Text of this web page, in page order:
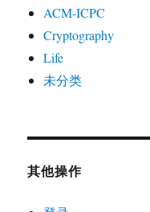
ACM-ICPC
Cryptography
Life
未分类
其他操作